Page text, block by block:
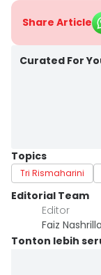
Share Article
Curated For
Topics
Tri Rismaharini
Editorial Team
Editor
Faiz
Tonton lebih